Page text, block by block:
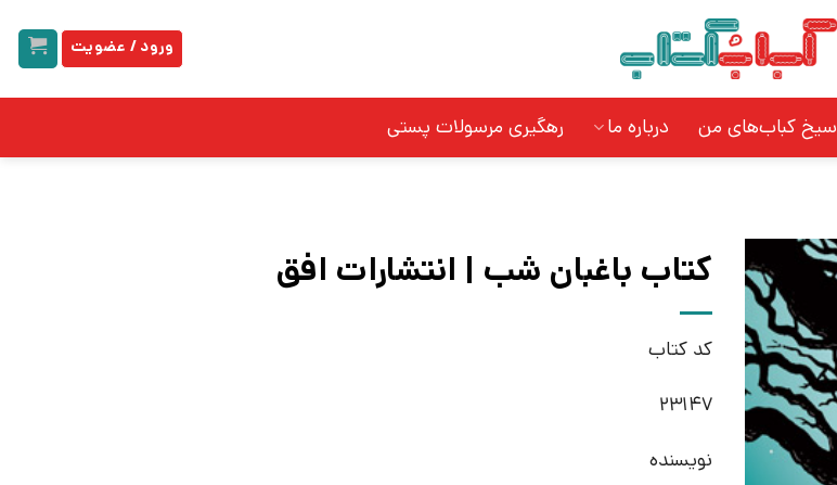
ورود / عضویت
سیخ کباب‌های من درباره ما رهگیری مرسولات پستی
کتاب باغبان شب | انتشارات افق
کد کتاب
23147
نویسنده